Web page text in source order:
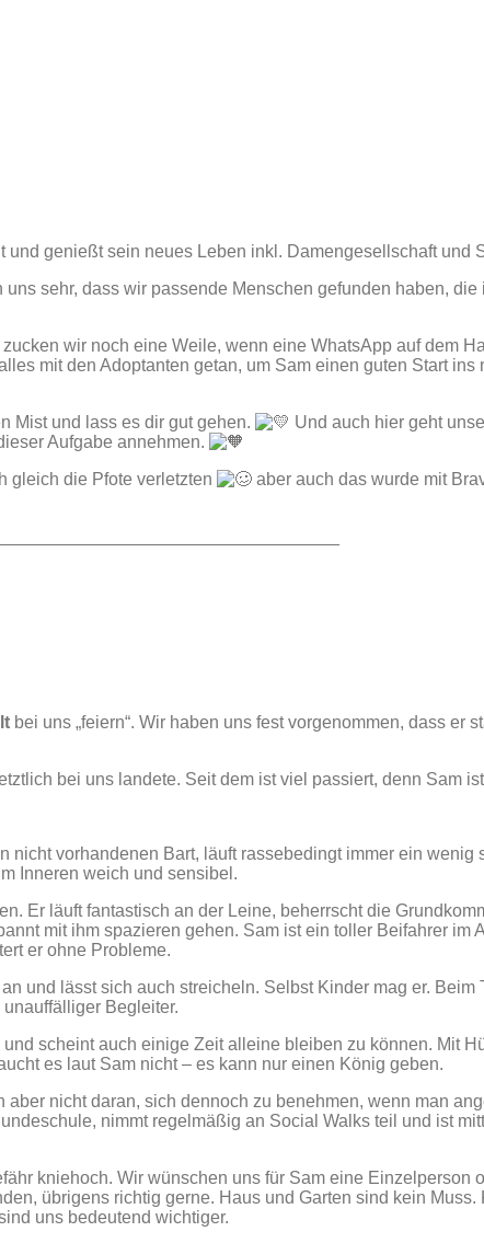
genießt sein neues Leben inkl. Damengesellschaft und
sehr, dass wir passende Menschen gefunden haben, die
wir noch eine Weile, wenn eine WhatsApp auf dem
mit den Adoptanten getan, um Sam einen guten Start ins
Mist und lass es dir gut gehen.
Und auch hier geht
Aufgabe annehmen.
gleich die Pfote verletzten
aber auch das wurde mit
bei uns „feiern“. Wir haben uns fest vorgenommen, dass er
bei uns landete. Seit dem ist viel passiert, denn Sam
vorhandenen Bart, läuft rassebedingt immer ein wenig
Inneren weich und sensibel.
Er läuft fantastisch an der Leine, beherrscht die
mit ihm spazieren gehen. Sam ist ein toller Beifahrer im
er ohne Probleme.
und lässt sich auch streicheln. Selbst Kinder mag er. Beim
Begleiter.
scheint auch einige Zeit alleine bleiben zu können. Mit
es laut Sam nicht – es kann nur einen König geben.
nicht daran, sich dennoch zu benehmen, wenn man
nimmt regelmäßig an Social Walks teil und ist
kniehoch. Wir wünschen uns für Sam eine Einzelperson
übrigens richtig gerne. Haus und Garten sind kein Muss.
uns bedeutend wichtiger.